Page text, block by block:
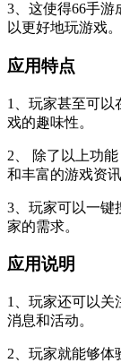
3、这使得66手
以更好地玩游戏。
应用特点
1、玩家甚至可以
戏的趣味性。
2、 除了以上功
和丰富的游戏资讯
3、玩家可以一键
家的需求。
应用说明
1、玩家还可以关
消息和活动。
2、玩家就能够体